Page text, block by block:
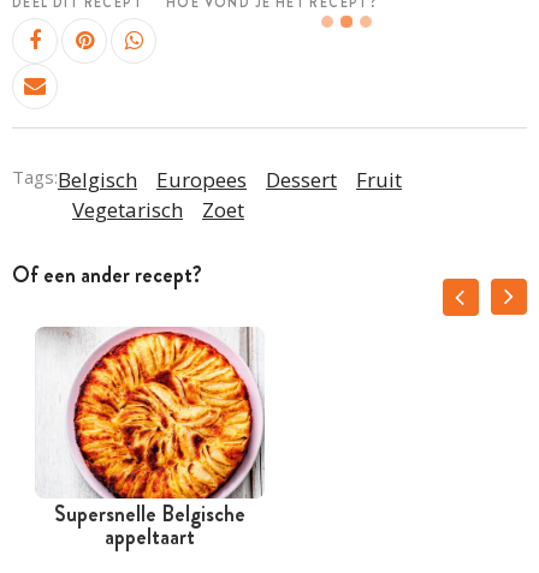
Tags:Belgisch Europees Dessert
Fruit
Vegetarisch
Zoet
Of een ander recept?
Supersnelle Belgische
appeltaart